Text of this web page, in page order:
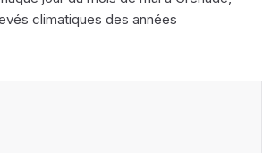
climatiques des années